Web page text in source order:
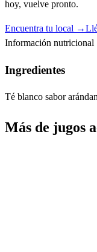
hoy, vuelve pronto.
Encuentra tu local →
Información nutricional
Ingredientes
Té blanco sabor
Más de jugos